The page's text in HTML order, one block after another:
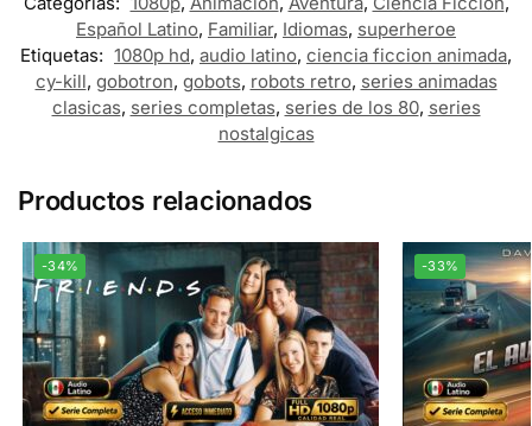
Español Latino, Familiar, Idiomas, superheroe
Etiquetas: 1080p hd, audio latino, ciencia ficcion animada,
cy-kill, gobotron, gobots, robots retro, series animadas
clasicas, series completas, series de los 80, series
nostalgicas
Productos relacionados
-34% -33%